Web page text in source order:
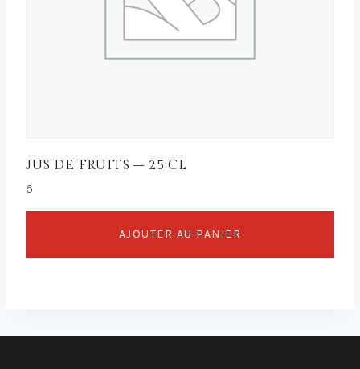
JUS DE FRUITS – 25 CL
6
AJOUTER AU PANIER